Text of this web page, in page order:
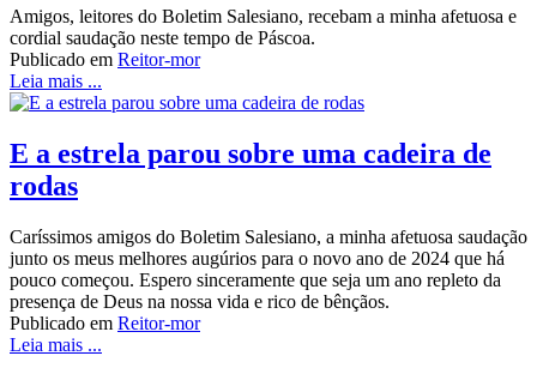
Amigos, leitores do Boletim Salesiano, recebam a minha afetuosa e
cordial saudação neste tempo de Páscoa.
Publicado em Reitor-mor
Leia mais ...
E a estrela parou sobre uma cadeira de
rodas
Caríssimos amigos do Boletim Salesiano, a minha afetuosa saudação
junto os meus melhores augúrios para o novo ano de 2024 que há
pouco começou. Espero sinceramente que seja um ano repleto da
presença de Deus na nossa vida e rico de bênçãos.
Publicado em Reitor-mor
Leia mais ...